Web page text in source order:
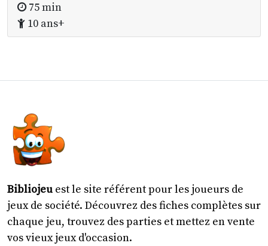
75 min
10 ans+
Bibliojeu est le site référent pour les joueurs de
jeux de société. Découvrez des fiches complètes sur
chaque jeu, trouvez des parties et mettez en vente
vos vieux jeux d'occasion.